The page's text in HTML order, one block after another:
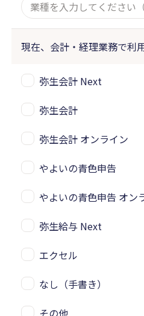
現在、会計・経理業務で利
弥生会計 Next
弥生会計
弥生会計 オンライン
やよいの青色申告
やよいの青色申告 オン
弥生給与 Next
エクセル
なし（手書き）
その他